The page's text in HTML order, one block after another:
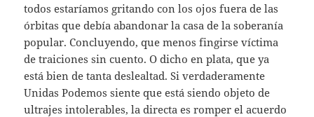
todos estaríamos gritando con los ojos fuera de las
órbitas que debía abandonar la casa de la soberanía
popular. Concluyendo, que menos fingirse víctima
de traiciones sin cuento. O dicho en plata, que ya
está bien de tanta deslealtad. Si verdaderamente
Unidas Podemos siente que está siendo objeto de
ultrajes intolerables, la directa es romper el acuerdo